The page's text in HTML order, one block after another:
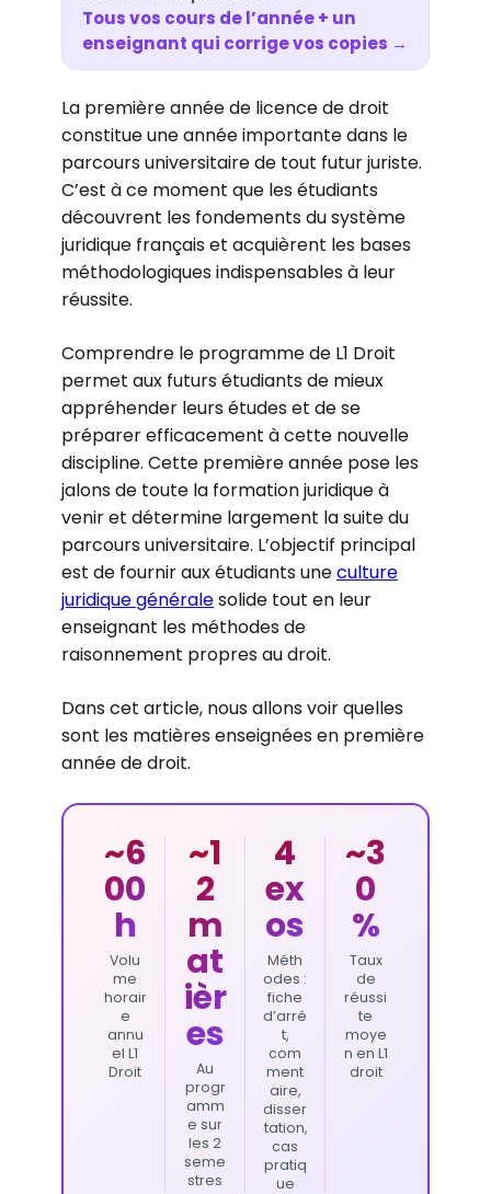
Tous vos cours de l’année + un
enseignant qui corrige vos copies →
La première année de licence de droit
constitue une année importante dans le
parcours universitaire de tout futur juriste.
C’est à ce moment que les étudiants
découvrent les fondements du système
juridique français et acquièrent les bases
méthodologiques indispensables à leur
réussite.
Comprendre le programme de L1 Droit
permet aux futurs étudiants de mieux
appréhender leurs études et de se
préparer efficacement à cette nouvelle
discipline. Cette première année pose les
jalons de toute la formation juridique à
venir et détermine largement la suite du
parcours universitaire. L’objectif principal
est de fournir aux étudiants uneculture
juridique généralesolide tout en leur
enseignant les méthodes de
raisonnement propres au droit.
Dans cet article, nous allons voir quelles
sont les matières enseignées en première
année de droit.
~6
00
h
Volu
me
horair
e
annu
el L1
Droit
~1
2
m
at
ièr
es
Au
progr
amm
e sur
les 2
seme
stres
4
ex
os
Méth
odes :
fiche
d’arrê
t,
com
ment
aire,
disser
tation,
cas
pratiq
ue
~3
0
%
Taux
de
réussi
te
moye
n en L1
droit